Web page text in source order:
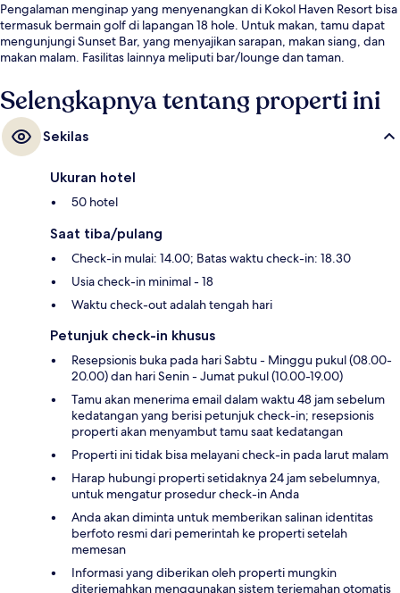
Pengalaman menginap yang menyenangkan di Kokol Haven Resort bisa
termasuk bermain golf di lapangan 18 hole. Untuk makan, tamu dapat
mengunjungi Sunset Bar, yang menyajikan sarapan, makan siang, dan
makan malam. Fasilitas lainnya meliputi bar/lounge dan taman.
Selengkapnya tentang properti ini
Sekilas
Ukuran hotel
50 hotel
Saat tiba/pulang
Check-in mulai: 14.00; Batas waktu check-in: 18.30
Usia check-in minimal - 18
Waktu check-out adalah tengah hari
Petunjuk check-in khusus
Resepsionis buka pada hari Sabtu - Minggu pukul (08.00-
20.00) dan hari Senin - Jumat pukul (10.00-19.00)
Tamu akan menerima email dalam waktu 48 jam sebelum
kedatangan yang berisi petunjuk check-in; resepsionis
properti akan menyambut tamu saat kedatangan
Properti ini tidak bisa melayani check-in pada larut malam
Harap hubungi properti setidaknya 24 jam sebelumnya,
untuk mengatur prosedur check-in Anda
Anda akan diminta untuk memberikan salinan identitas
berfoto resmi dari pemerintah ke properti setelah
memesan
Informasi yang diberikan oleh properti mungkin
diterjemahkan menggunakan sistem terjemahan otomatis